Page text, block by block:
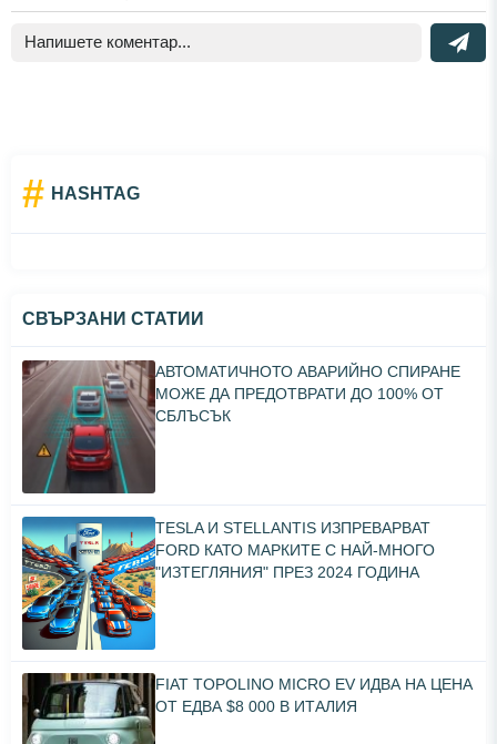
# HASHTAG
СВЪРЗАНИ СТАТИИ
АВТОМАТИЧНОТО АВАРИЙНО СПИРАНЕ
МОЖЕ ДА ПРЕДОТВРАТИ ДО 100% ОТ
СБЛЪСЪК
TESLA И STELLANTIS ИЗПРЕВАРВАТ
FORD КАТО МАРКИТЕ С НАЙ-МНОГО
"ИЗТЕГЛЯНИЯ" ПРЕЗ 2024 ГОДИНА
FIAT TOPOLINO MICRO EV ИДВА НА ЦЕНА
ОТ ЕДВА $8 000 В ИТАЛИЯ